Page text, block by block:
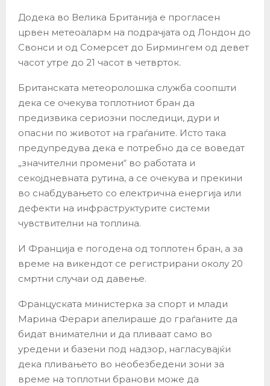
Додека во Велика Британија е прогласен
црвен метеоаларм на подрачјата од Лондон до
Свонси и од Сомерсет до Бирмингем од девет
часот утре до 21 часот в четврток.
Британската метеоролошка служба соопшти
дека се очекува топлотниот бран да
предизвика сериозни последици, дури и
опасни по животот на граѓаните. Исто така
предупредува дека е потребно да се воведат
„значителни промени“ во работата и
секојдневната рутина, а се очекува и прекини
во снабдувањето со електрична енергија или
дефекти на инфраструктурите системи
чувствителни на топлина.
И Франција е погодена од топлотен бран, а за
време на викендот се регистрирани околу 20
смртни случаи од давење.
Француската министерка за спорт и млади
Марина Ферари апелираше до граѓаните да
бидат внимателни и да пливаат само во
уредени и базени под надзор, нагласувајќи
дека пливањето во необезбедени зони за
време на топлотни бранови може да